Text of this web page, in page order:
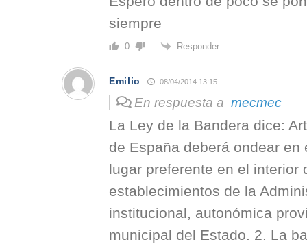
siempre
0 Responder
Emilio 08/04/2014 13:15
En respuesta a mecmec
La Ley de la Bandera dice:
de España deberá ondear en
lugar preferente en el interior
establecimientos de la
institucional, autonómica
municipal del Estado. 2. La